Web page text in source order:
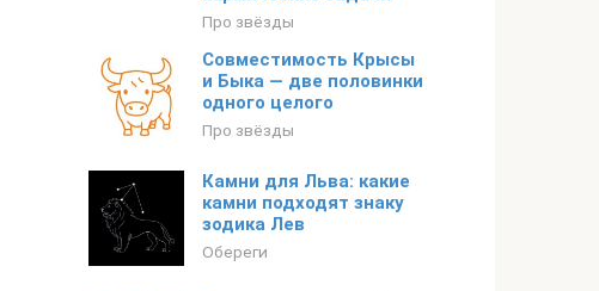
Про звёзды
Совместимость Крысы
и Быка — две половинки
одного целого
Про звёзды
Камни для Льва: какие
камни подходят знаку
зодика Лев
Обереги